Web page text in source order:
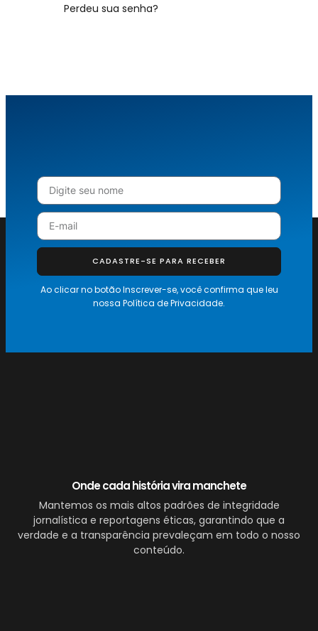
Perdeu sua senha?
CADASTRE-SE PARA RECEBER
Ao clicar no botão Inscrever-se, você confirma que leu
nossa Política de Privacidade.
Onde cada história vira manchete
Mantemos os mais altos padrões de integridade
jornalística e reportagens éticas, garantindo que a
verdade e a transparência prevaleçam em todo o nosso
conteúdo.